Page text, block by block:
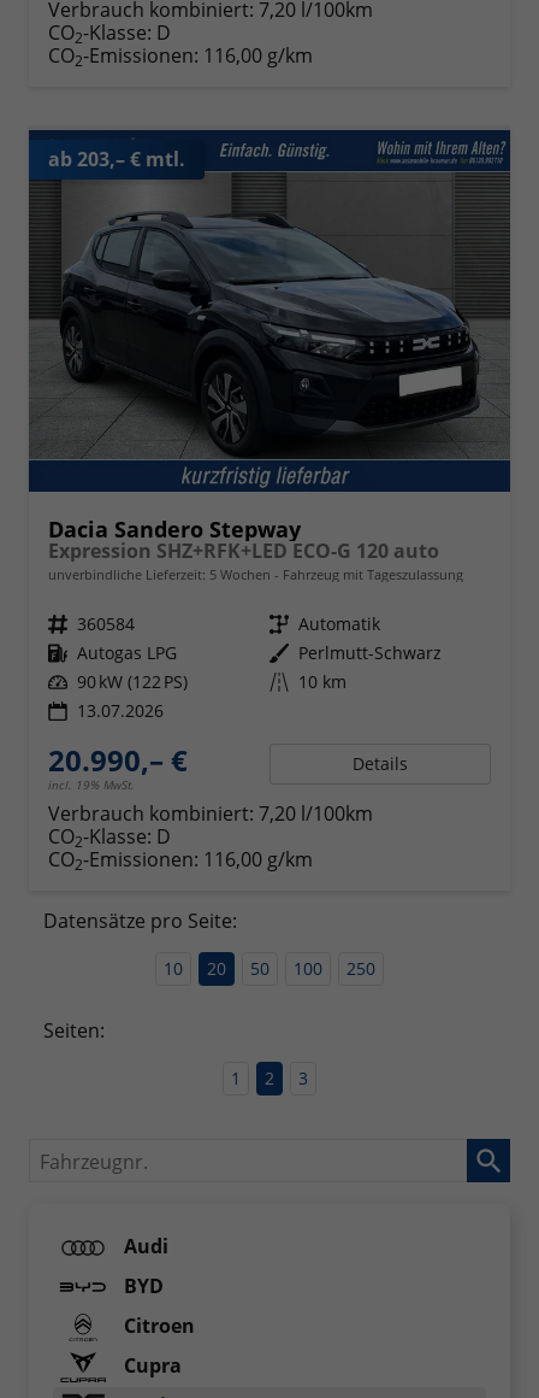
Verbrauch kombiniert: 7,20 l/100km
CO2-Klasse: D
CO2-Emissionen: 116,00 g/km
ab 203,– € mtl.
Dacia Sandero Stepway
Expression SHZ+RFK+LED ECO-G 120 auto
unverbindliche Lieferzeit: 5 Wochen Fahrzeug mit Tageszulassung
Fahrzeugnr. 360584 Getriebe Automatik
Kraftstoff Autogas LPG Außenfarbe Perlmutt-Schwarz
Leistung 90 kW (122 PS) Kilometerstand 10 km
13.07.2026
20.990,– €
incl. 19% MwSt.
Details
Verbrauch kombiniert: 7,20 l/100km
CO2-Klasse: D
CO2-Emissionen: 116,00 g/km
Datensätze pro Seite:
10 20 50 100 250
Seiten:
1 2 3
Fahrzeugnr.
Audi
BYD
Citroen
Cupra